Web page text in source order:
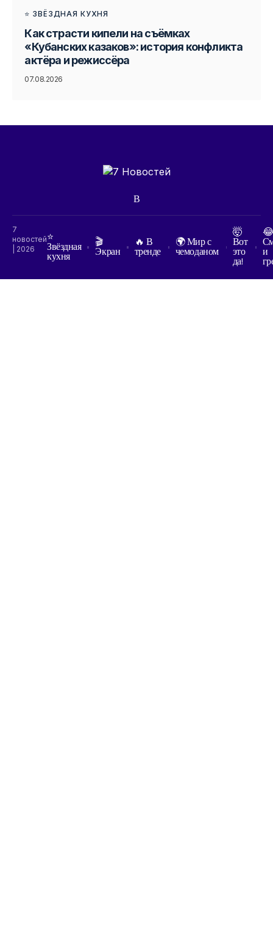
⭐ ЗВЁЗДНАЯ КУХНЯ
Как страсти кипели на съёмках
«Кубанских казаков»: история конфликта
актёра и режиссёра
07.08.2026
7
новостей
| 2026
⭐
Звёздная
кухня
🎬
Экран
🔥 В
тренде
🌍 Мир с
чемоданом
🤯
Вот
это
да!
и